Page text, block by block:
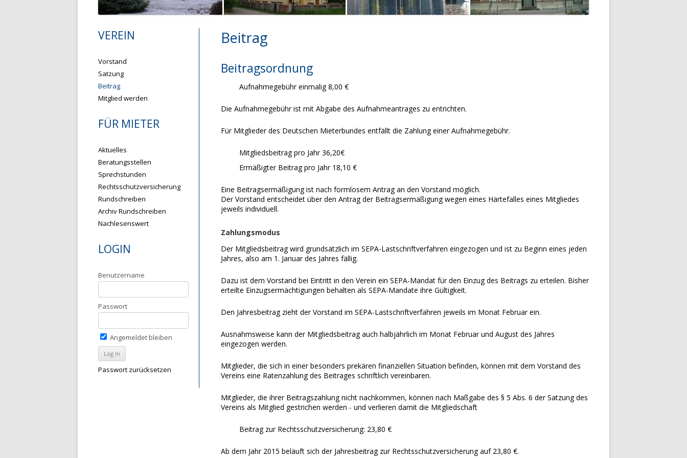
Beitrag
Beitragsordnung
Aufnahmegebühr einmalig 8,00 €
Die Aufnahmegebühr ist mit Abgabe des Aufnahmeantrages zu entrichten.
Für Mitglieder des Deutschen Mieterbundes entfällt die Zahlung einer Aufnahmegebühr.
Mitgliedsbeitrag pro Jahr 36,20€
Ermäßigter Beitrag pro Jahr 18,10 €
Eine Beitragsermäßigung ist nach formlosem Antrag an den Vorstand möglich.
Der Vorstand entscheidet über den Antrag der Beitragsermäßigung wegen eines Härtefalles eines Mitgliedes
jeweils individuell.
Zahlungsmodus
Der Mitgliedsbeitrag wird grundsätzlich im SEPA-Lastschriftverfahren eingezogen und ist zu Beginn eines jeden
Jahres, also am 1. Januar des Jahres fällig.
Dazu ist dem Vorstand bei Eintritt in den Verein ein SEPA-Mandat für den Einzug des Beitrags zu erteilen. Bisher
erteilte Einzugsermächtigungen behalten als SEPA-Mandate ihre Gültigkeit.
Den Jahresbeitrag zieht der Vorstand im SEPA-Lastschriftverfahren jeweils im Monat Februar ein.
Ausnahmsweise kann der Mitgliedsbeitrag auch halbjährlich im Monat Februar und August des Jahres
eingezogen werden.
Mitglieder, die sich in einer besonders prekären finanziellen Situation befinden, können mit dem Vorstand des
Vereins eine Ratenzahlung des Beitrages schriftlich vereinbaren.
Mitglieder, die ihrer Beitragszahlung nicht nachkommen, können nach Maßgabe des § 5 Abs. 6 der Satzung des
Vereins als Mitglied gestrichen werden - und verlieren damit die Mitgliedschaft
Beitrag zur Rechtsschutzversicherung: 23,80 €
Ab dem Jahr 2015 beläuft sich der Jahresbeitrag zur Rechtsschutzversicherung auf 23,80 €.
VEREIN
Vorstand
Satzung
Beitrag
Mitglied werden
FÜR MIETER
Aktuelles
Beratungsstellen
Sprechstunden
Rechtsschutzversicherung
Rundschreiben
Archiv Rundschreiben
Nachlesenswert
LOGIN
Benutzername
Passwort
Angemeldet bleiben
Passwort zurücksetzen